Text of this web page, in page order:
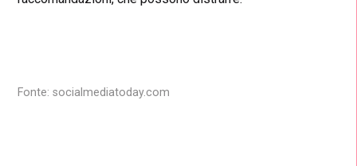
Fonte: socialmediatoday.com